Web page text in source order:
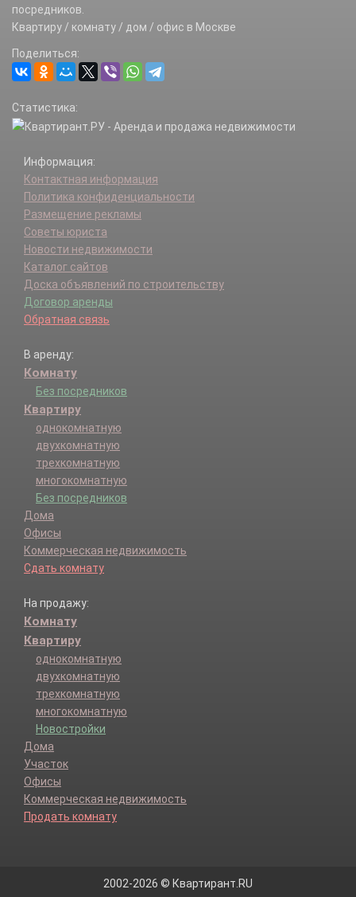
посредников.
Квартиру / комнату / дом / офис в Москве
Поделиться:
Статистика:
Информация:
Контактная информация
Политика конфиденциальности
Размещение рекламы
Советы юриста
Новости недвижимости
Каталог сайтов
Доска объявлений по строительству
Договор аренды
Обратная связь
В аренду:
Комнату
Без посредников
Квартиру
однокомнатную
двухкомнатную
трехкомнатную
многокомнатную
Без посредников
Дома
Офисы
Коммерческая недвижимость
Сдать комнату
На продажу:
Комнату
Квартиру
однокомнатную
двухкомнатную
трехкомнатную
многокомнатную
Новостройки
Дома
Участок
Офисы
Коммерческая недвижимость
Продать комнату
2002-2026 © Квартирант.RU